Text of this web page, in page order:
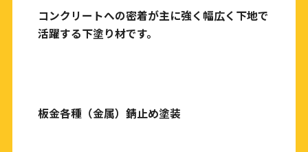
コンクリートへの密着が主に強く幅広く下地で
活躍する下塗り材です。
板金各種（金属）錆止め塗装